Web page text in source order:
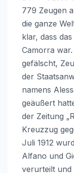
779 Zeugen
die ganze
klar, dass
Camorra
gefälscht,
der
namens
geäußert
der Zeitung
Kreuzzug
Juli 1912
Alfano und
verurteilt und